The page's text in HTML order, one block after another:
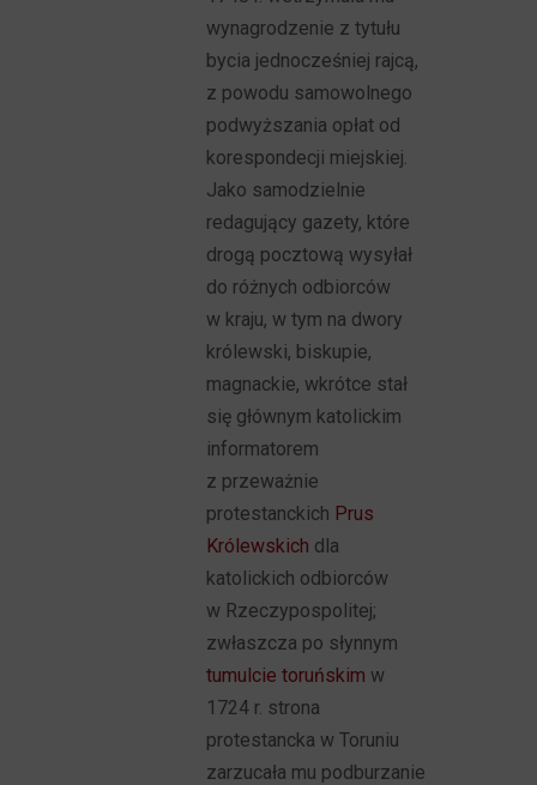
wynagrodzenie z tytułu
bycia jednocześniej rajcą,
z powodu samowolnego
podwyższania opłat od
korespondecji miejskiej.
Jako samodzielnie
redagujący gazety, które
drogą pocztową wysyłał
do różnych odbiorców
w kraju, w tym na dwory
królewski, biskupie,
magnackie, wkrótce stał
się głównym katolickim
informatorem
z przeważnie
protestanckich Prus
Królewskich dla
katolickich odbiorców
w Rzeczypospolitej;
zwłaszcza po słynnym
tumulcie toruńskimw
1724 r. strona
protestancka w Toruniu
zarzucała mu podburzanie